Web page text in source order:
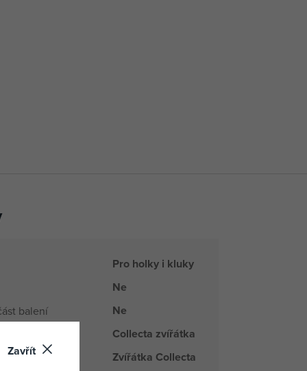
Pro holky i kluky
Ne
balení Ne
Collecta zvířátka
zboži Zvířátka Collecta
Zavřít